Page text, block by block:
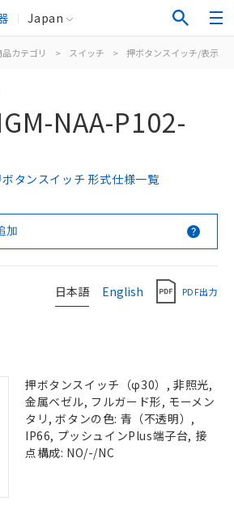
Japan
品カテゴリ > スイッチ > 押ボタンスイッチ/表示灯
NAA-P102-
タンスイッチ 形式仕様一覧
加
日本語 English PDF出力
押ボタンスイッチ（φ30）, 非照光,
金属ベゼル, フルガード形, モーメン
タリ, ボタンの色: 青（不透明）,
IP66, プッシュインPlus端子台, 接
点構成: NO/-/NC